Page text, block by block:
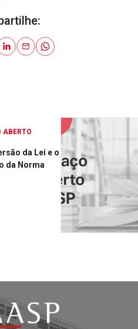
ABERTO
da Lei e o
da Norma